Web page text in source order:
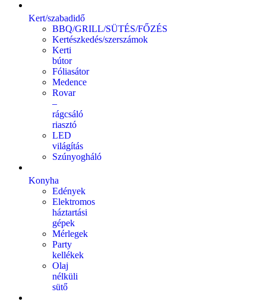
Kert/szabadidő
BBQ/GRILL/SÜTÉS/FŐZÉS
Kertészkedés/szerszámok
Kerti
bútor
Fóliasátor
Medence
Rovar
–
rágcsáló
riasztó
LED
világítás
Szúnyogháló
Konyha
Edények
Elektromos
háztartási
gépek
Mérlegek
Party
kellékek
Olaj
nélküli
sütő